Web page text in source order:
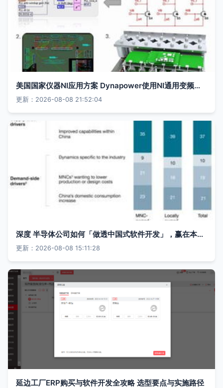
美国国家仪器NI应用方案 Dynapower使用NI通用变频器控制器GPIC软件开发实践
更新：2026-08-08 21:52:04
深度 半导体公司如何「做透中国式软件开发」，赢在本土市场
更新：2026-08-08 15:11:28
延边工厂ERP购买与软件开发全攻略 选型要点与实施路径